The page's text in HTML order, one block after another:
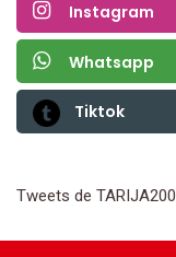
Instagram
Whatsapp
Tiktok
Tweets de TARIJA200